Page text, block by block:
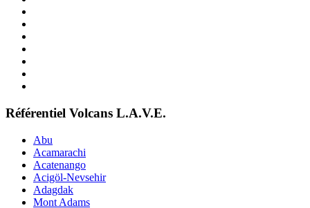
Référentiel Volcans L.A.V.E.
Abu
Acamarachi
Acatenango
Acigöl-Nevsehir
Adagdak
Mont Adams